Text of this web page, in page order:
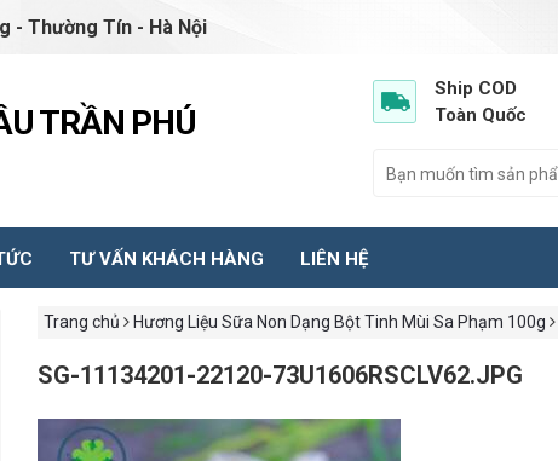
- Thường Tín - Hà Nội
TRẦN PHÚ
Ship COD
Toàn Quốc
TƯ VẤN KHÁCH HÀNG LIÊN HỆ
Trang chủ Hương Liệu Sữa Non Dạng Bột Tinh Mùi Sa Phạm 100g
SG-11134201-22120-73U1606RSCLV62.JPG